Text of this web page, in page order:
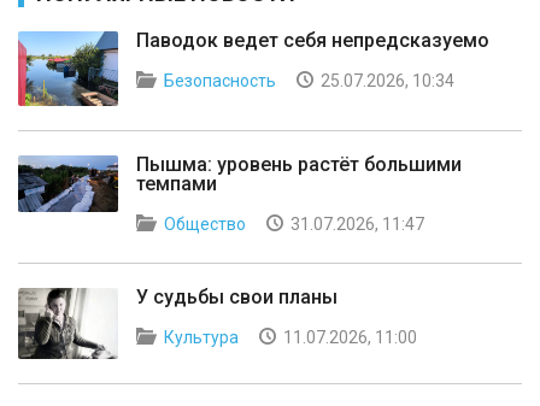
Паводок ведет себя непредсказуемо
Безопасность 25.07.2026, 10:34
Пышма: уровень растёт большими
темпами
Общество 31.07.2026, 11:47
У судьбы свои планы
Культура 11.07.2026, 11:00